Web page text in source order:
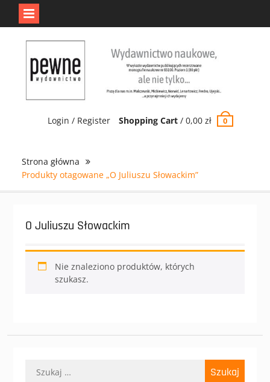
Login / Register Shopping Cart /0,00zł 0
Strona główna
Produkty otagowane „O Juliuszu Słowackim”
O Juliuszu Słowackim
Nie znaleziono produktów, których
szukasz.